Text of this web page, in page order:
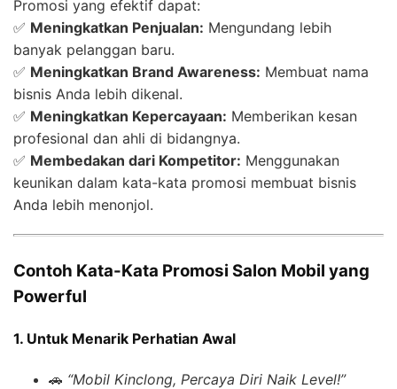
Promosi yang efektif dapat:
✅ Meningkatkan Penjualan: Mengundang lebih
banyak pelanggan baru.
✅ Meningkatkan Brand Awareness: Membuat nama
bisnis Anda lebih dikenal.
✅ Meningkatkan Kepercayaan: Memberikan kesan
profesional dan ahli di bidangnya.
✅ Membedakan dari Kompetitor: Menggunakan
keunikan dalam kata-kata promosi membuat bisnis
Anda lebih menonjol.
Contoh Kata-Kata Promosi Salon Mobil yang
Powerful
1. Untuk Menarik Perhatian Awal
🚗 “Mobil Kinclong, Percaya Diri Naik Level!”